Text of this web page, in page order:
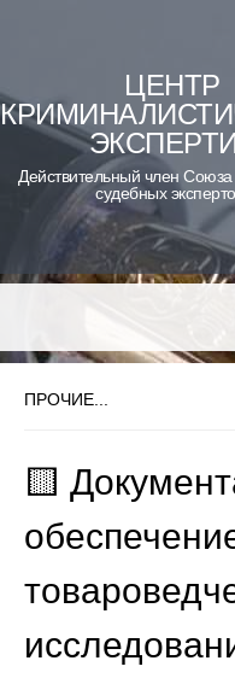
content
ЦЕНТР
Действительный член
судебных
ПРОЧИЕ...
🟨